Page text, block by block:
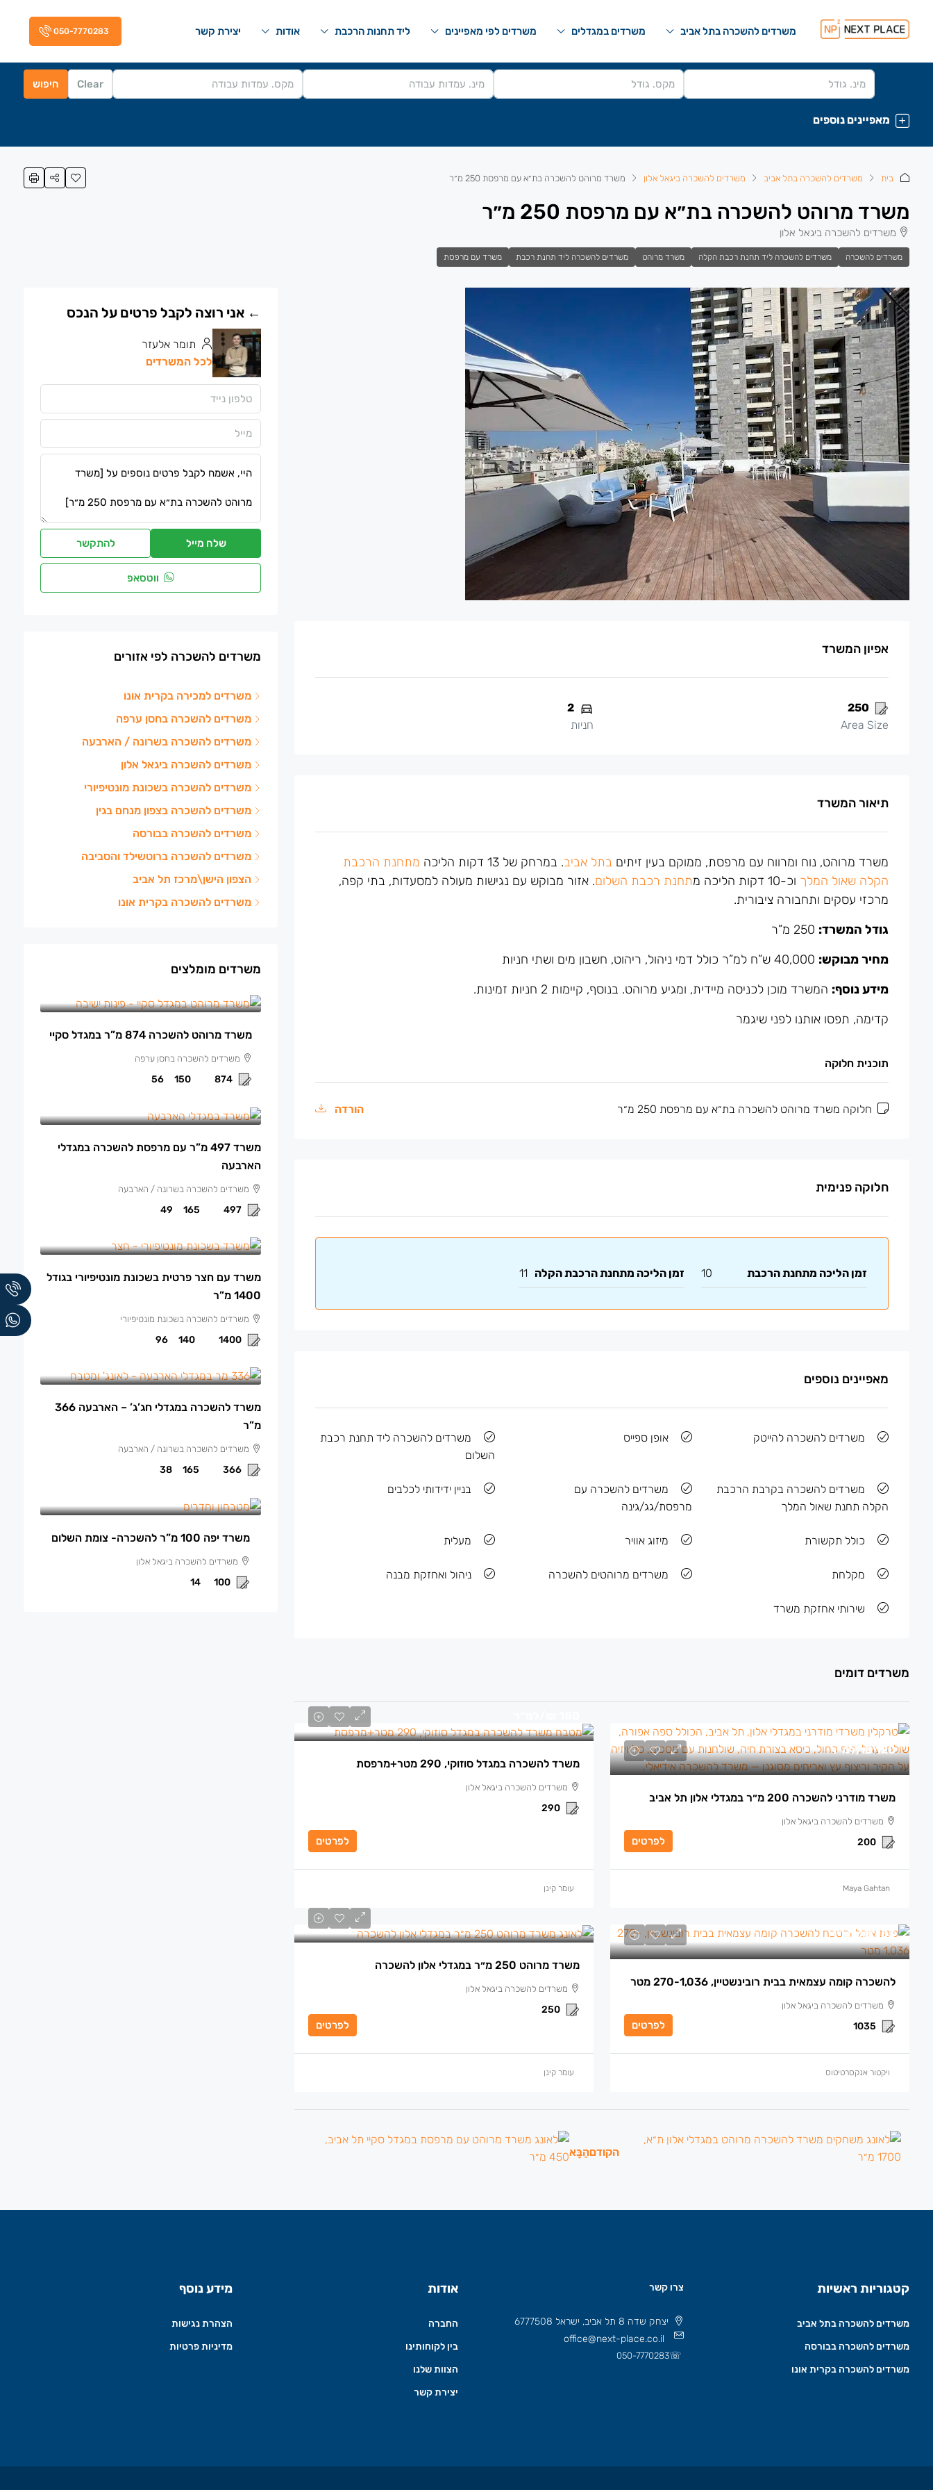
משרדים להשכרה בתל אביב משרדים במגדלים משרדים לפי מאפיינים ליד תחנות הרכבת אודות יצירת קשר 050-7770283
Clear חיפוש
מאפיינים נוספים
בית משרדים להשכרה בתל אביב משרדים להשכרה ביגאל אלון משרד מרוהט להשכרה בת״א עם מרפסת 250 מ״ר
משרד מרוהט להשכרה בת״א עם מרפסת 250 מ״ר
משרדים להשכרה ביגאל אלון
משרדים להשכרה משרדים להשכרה ליד תחנת רכבת הקלה משרד מרוהט משרדים להשכרה ליד תחנת רכבת משרד עם מרפסת
אפיון המשרד
250
Area Size
2
חניות
תיאור המשרד
משרד מרוהט, נוח ומרווח עם מרפסת, ממוקם בעין זיתים בתל אביב. במרחק של 13 דקות הליכה
מתחנת הרכבת
הקלה שאול המלך וכ-10 דקות הליכה מ תחנת רכבת השלום. אזור מבוקש עם נגישות מעולה למסעדות, בתי קפה,
מרכזי עסקים ותחבורה ציבורית.
גודל המשרד:
מחיר מבוקש:
מידע נוסף: המשרד מוכן לכניסה מיידית, ומגיע מרוהט. בנוסף, קיימות 2 חניות זמינות.
קדימה, תפסו אותנו לפני שיגמר
תוכנית חלוקה
חלוקה משרד מרוהט להשכרה בת״א עם מרפסת 250 מ״ר הורדה
חלוקה פנימית
זמן הליכה מתחנת הרכבת 10 זמן הליכה מתחנת הרכבת הקלה 11
מאפיינים נוספים
משרדים להשכרה להייטק אופן ספייס
משרדים להשכרה ליד תחנת רכבת
השלום
משרדים להשכרה בקרבת הרכבת
הקלה תחנת שאול המלך
משרדים להשכרה עם
מרפסת/גג/גינה
בניין ידידותי לכלבים
כולל תקשורת מיזוג אוויר מעלית
מקלחת משרדים מרוהטים להשכרה ניהול ואחזקת מבנה
שירותי אחזקת משרד
משרדים דומים
120 ₪ /למ״ר
משרד מודרני להשכרה 200 מ״ר במגדלי אלון תל אביב
משרדים להשכרה ביגאל אלון
200 לפרטים
Maya Gahtan
משרד להשכרה במגדל סוזוקי, 290 מטר+מרפסת
משרדים להשכרה ביגאל אלון
290
לפרטים
עומר קינן
153 ₪ /למ״ר
להשכרה קומה עצמאית בבית רובינשטיין, 270-1,036 מטר
משרדים להשכרה ביגאל אלון
1035 לפרטים
ויקטור אנקסרטיטוס
משרד מרוהט 250 מ״ר במגדלי אלון להשכרה
משרדים להשכרה ביגאל אלון
250
לפרטים
עומר קינן
הקודםהַבָּא
תומר אלעזר
לכל המשרדים
שלח מייל להתקשר
ווטסאפ
משרדים להשכרה לפי אזורים
משרדים למכירה בקרית אונו
משרדים להשכרה בחסן ערפה
משרדים להשכרה בשרונה / הארבעה
משרדים להשכרה ביגאל אלון
משרדים להשכרה בשכונת מונטיפיורי
משרדים להשכרה בצפון מנחם בגין
משרדים להשכרה בבורסה
משרדים להשכרה ברוטשילד והסביבה
הצפון הישן\מרכז תל אביב
משרדים להשכרה בקרית אונו
משרדים מומלצים
משרד מרוהט להשכרה 874 מ”ר במגדל סקיי
משרדים להשכרה בחסן ערפה
874
150
56
משרד 497 מ”ר עם מרפסת להשכרה במגדלי
הארבעה
משרדים להשכרה בשרונה / הארבעה
497
165
49
משרד עם חצר פרטית בשכונת מונטיפיורי בגודל
1400 מ”ר
משרדים להשכרה בשכונת מונטיפיורי
1400
140
96
משרד להשכרה במגדלי חג’ג’ – הארבעה 366
מ”ר
משרדים להשכרה בשרונה / הארבעה
366
165
38
משרד יפה 100 מ”ר להשכרה- צומת השלום
משרדים להשכרה ביגאל אלון
100
14
קטגוריות ראשיות
משרדים להשכרה בתל אביב
משרדים להשכרה בבורסה
משרדים להשכרה בקרית אונו
צרו קשר
יצחק שדה 8 תל אביב, ישראל 6777508
office@next-place.co.il
☏
050-7770283
אודות
החברה
בין לקוחותינו
הצוות שלנו
יצירת קשר
מידע נוסף
הצהרת נגישות
מדיניות פרטיות